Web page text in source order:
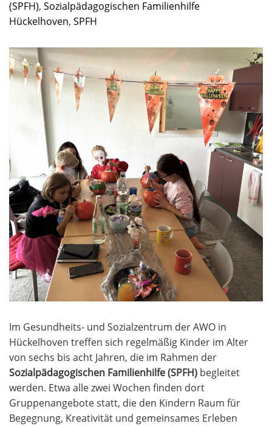
(SPFH), Sozialpädagogischen Familienhilfe
Hückelhoven, SPFH
Im Gesundheits- und Sozialzentrum der AWO in
Hückelhoven treffen sich regelmäßig Kinder im Alter
von sechs bis acht Jahren, die im Rahmen der
Sozialpädagogischen Familienhilfe (SPFH) begleitet
werden. Etwa alle zwei Wochen finden dort
Gruppenangebote statt, die den Kindern Raum für
Begegnung, Kreativität und gemeinsames Erleben